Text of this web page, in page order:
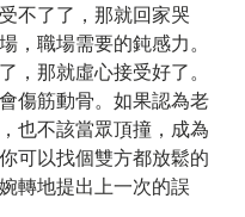
不了了，那就回家哭
，職場需要的鈍感力。
，那就虛心接受好了。
傷筋動骨。如果認為老
也不該當眾頂撞，成為
可以找個雙方都放鬆的
轉地提出上一次的誤